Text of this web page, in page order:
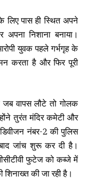
लिए पास ही स्थित अपने
निशाना बनाया।
युवक पहले गर्भगृह के
करता है और फिर पूरी
जब वापस लौटे तो गोलक
तुरंत मंदिर कमेटी और
नंबर-2 की पुलिस
जांच शुरू कर दी है।
फुटेज को कब्जे में
की जा रही है।